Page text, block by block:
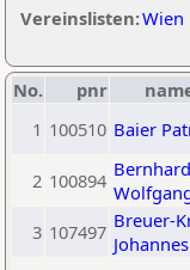
Vereinslisten:Wien
No. pnr
1 100510 Baier
2 100894 Bernhard
3 107497 Breuer-
Johannes